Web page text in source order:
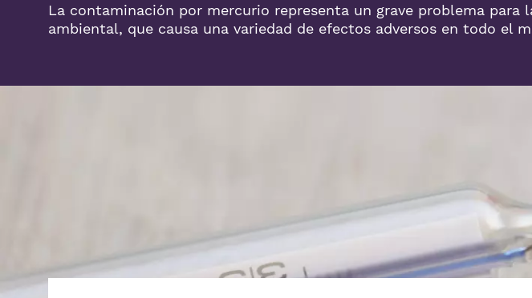
La contaminación por mercurio representa un grave problema para
ambiental, que causa una variedad de efectos adversos en todo el